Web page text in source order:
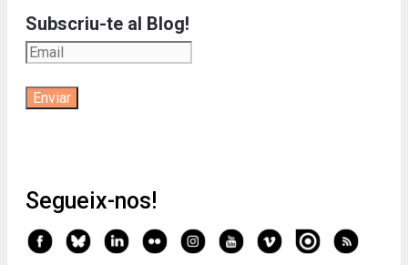
Subscriu-te al Blog!
Segueix-nos!